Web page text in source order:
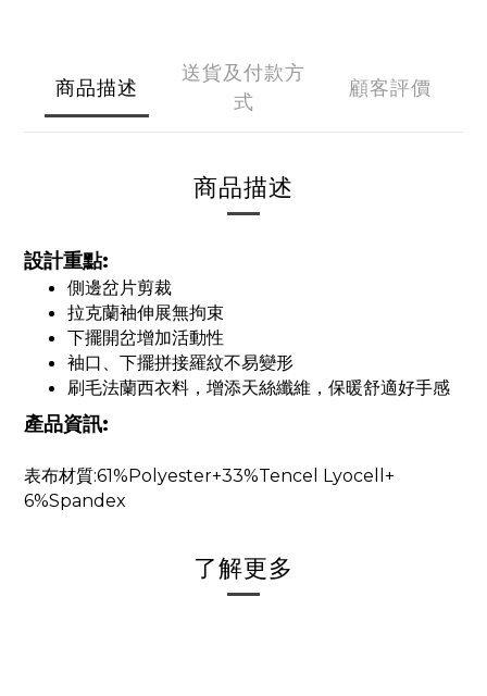
商品描述
送貨及付款方
式
顧客評價
商品描述
設計重點:
側邊岔片剪裁
拉克蘭袖伸展無拘束
下擺開岔增加活動性
袖口、下擺拼接羅紋不易變形
刷毛法蘭西衣料，增添天絲纖維，保暖舒適好手感
產品資訊:
表布材質:61%Polyester+33%Tencel Lyocell+
6%Spandex
了解更多